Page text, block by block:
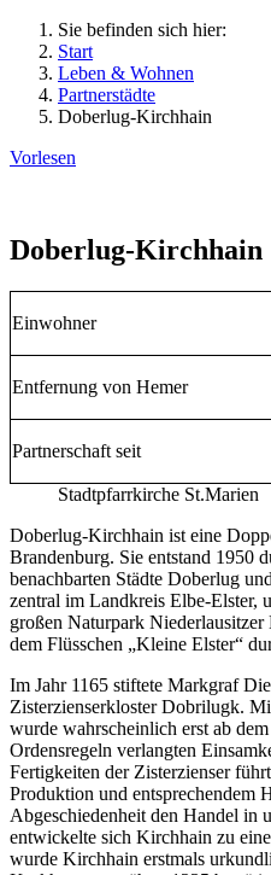
Sie befinden sich hier:
Start
Leben & Wohnen
Partnerstädte
Doberlug-Kirchhain
Vorlesen
Doberlug-Kirchhain
Einwohner
Entfernung von Hemer
Partnerschaft seit
Stadtpfarrkirche St.Marien
Doberlug-Kirchhain ist eine
Brandenburg. Sie entstand 1950
benachbarten Städte Doberlug
zentral im Landkreis Elbe-Elster,
großen Naturpark
dem Flüsschen „Kleine Elster“
Im Jahr 1165 stiftete Markgraf
Zisterzienserkloster Dobrilugk.
wurde wahrscheinlich erst ab
Ordensregeln verlangten
Fertigkeiten der Zisterzienser
Produktion und entsprechendem
Abgeschiedenheit den Handel in
entwickelte sich Kirchhain zu
wurde Kirchhain erstmals